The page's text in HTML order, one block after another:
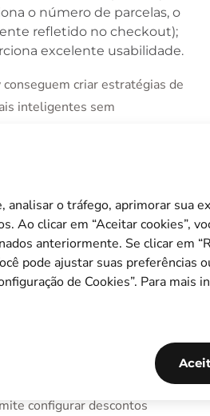
o número de parcelas, o
refletido no checkout);
excelente usabilidade.
criar estratégias de
inteligentes sem
sobre
método de
produto
para Shopify?
de pagamento no produto é uma
configurar descontos
o tráfego, aprimorar sua
Ao clicar em “Aceitar cookies”,
anteriormente. Se clicar em
pode ajustar suas preferências
de Cookies”. Para mais